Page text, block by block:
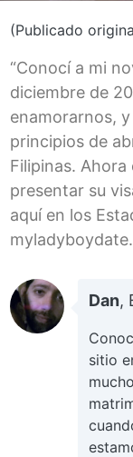
(Publicado
“Conocí a mi
diciembre de
enamorarnos,
principios de
Filipinas.
presentar su
aquí en los
Dan,
sitio